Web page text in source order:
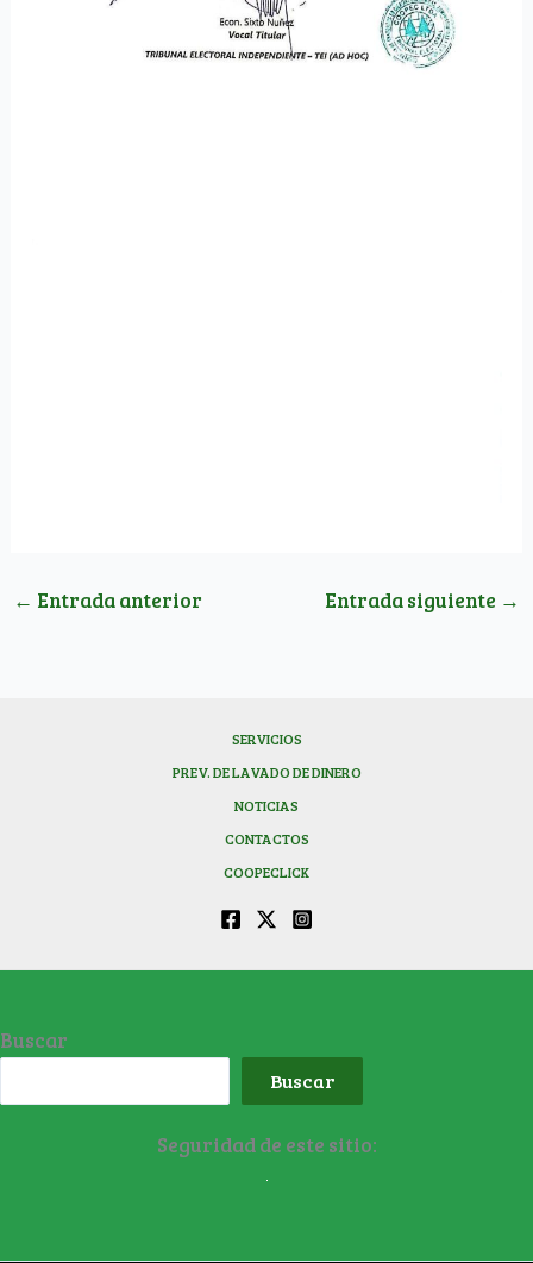
← Entrada anterior Entrada siguiente →
SERVICIOS
PREV. DE LAVADO DE DINERO
NOTICIAS
CONTACTOS
COOPECLICK
Buscar
Buscar
Seguridad de este sitio: